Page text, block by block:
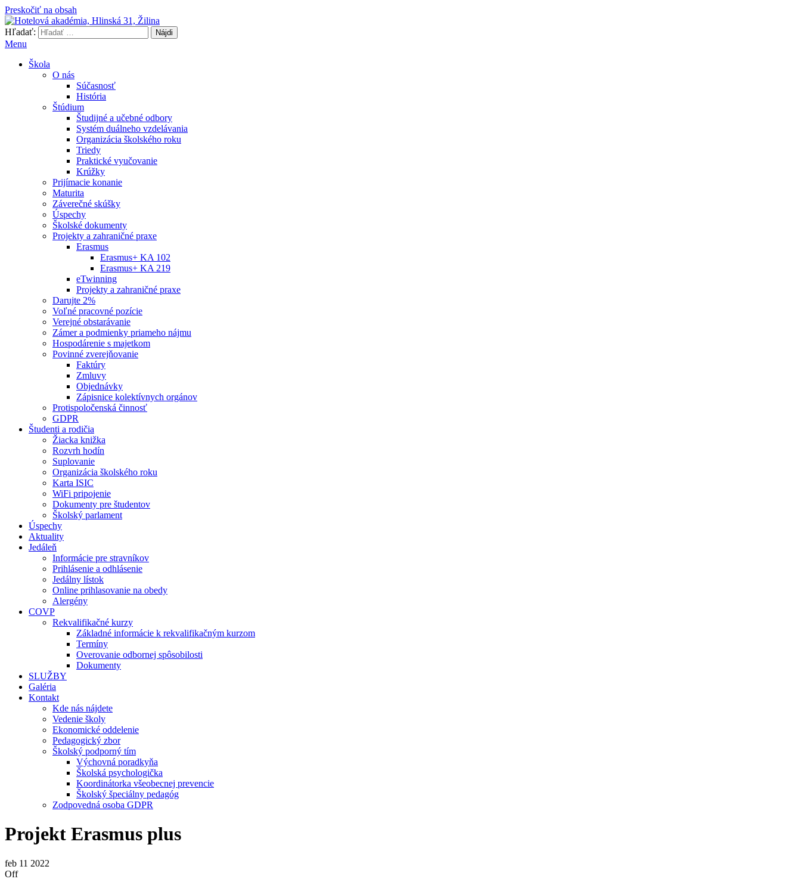
Preskočiť na obsah
Hotelová akadémia, Hlinská 31, Žilina
Hľadať:
Menu
Škola
O nás
Súčasnosť
História
Štúdium
Študijné a učebné odbory
Systém duálneho vzdelávania
Organizácia školského roku
Triedy
Praktické vyučovanie
Krúžky
Prijímacie konanie
Maturita
Záverečné skúšky
Úspechy
Školské dokumenty
Projekty a zahraničné praxe
Erasmus
Erasmus+ KA 102
Erasmus+ KA 219
eTwinning
Projekty a zahraničné praxe
Darujte 2%
Voľné pracovné pozície
Verejné obstarávanie
Zámer a podmienky priameho nájmu
Hospodárenie s majetkom
Povinné zverejňovanie
Faktúry
Zmluvy
Objednávky
Zápisnice kolektívnych orgánov
Protispoločenská činnosť
GDPR
Študenti a rodičia
Žiacka knižka
Rozvrh hodín
Suplovanie
Organizácia školského roku
Karta ISIC
WiFi pripojenie
Dokumenty pre študentov
Školský parlament
Úspechy
Aktuality
Jedáleň
Informácie pre stravníkov
Prihlásenie a odhlásenie
Jedálny lístok
Online prihlasovanie na obedy
Alergény
COVP
Rekvalifikačné kurzy
Základné informácie k rekvalifikačným kurzom
Termíny
Overovanie odbornej spôsobilosti
Dokumenty
SLUŽBY
Galéria
Kontakt
Kde nás nájdete
Vedenie školy
Ekonomické oddelenie
Pedagogický zbor
Školský podporný tím
Výchovná poradkyňa
Školská psychologička
Koordinátorka všeobecnej prevencie
Školský špeciálny pedagóg
Zodpovedná osoba GDPR
Projekt Erasmus plus
feb 11 2022
Off